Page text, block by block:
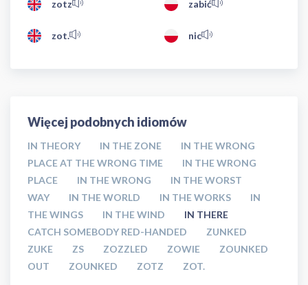
zotz zabić
zot. nic
Więcej podobnych idiomów
IN THEORY IN THE ZONE
IN THE WRONG
PLACE AT THE WRONG TIME
IN THE WRONG
PLACE
IN THE WRONG
IN THE WORST
WAY
IN THE WORLD IN THE WORKS
IN
THE WINGS
IN THE WIND
IN THERE
CATCH SOMEBODY RED-HANDED
ZUNKED
ZUKE
ZS ZOZZLED ZOWIE
ZOUNKED
OUT
ZOUNKED ZOTZ ZOT.